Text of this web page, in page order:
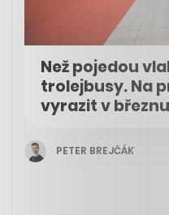
Než pojedou
trolejbusy. Na
vyrazit v
PETER BREJČÁK